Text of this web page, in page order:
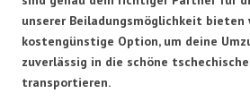
unserer Beiladungsmöglichkeit bieten
kostengünstige Option, um deine
zuverlässig in die schöne
transportieren.